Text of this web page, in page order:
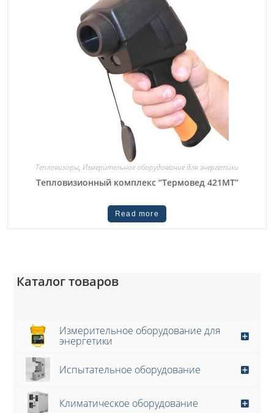
Тепловизоры, Измерительное оборудование для энергетики
Тепловизионный комплекс “Термовед 421МТ”
Read more
Каталог товаров
Измерительное оборудование для
энергетики
Испытательное оборудование
Климатическое оборудование